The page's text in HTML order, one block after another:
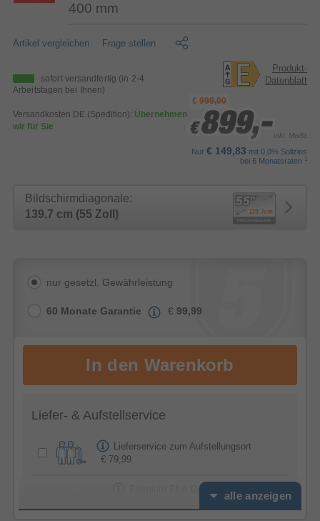
400 mm
Artikel vergleichen Frage stellen
sofort versandfertig (in 2-4
Arbeitstagen bei Ihnen)
Versandkosten DE (Spedition): Übernehmen
wir für Sie
Produkt-
Datenblatt
€ 999,00
€ 899,-
€ 899,-
€ 899,- inkl. MwSt.
Nur € 149,83 mit 0,0% Sollzins
bei 6 Monatsraten 1
Bildschirmdiagonale:
139,7 cm (55 Zoll)
nur gesetzl. Gewährleistung
60 Monate Garantie € 99,99
Liefer- & Aufstellservice
Lieferservice zum Aufstellungsort
€ 79,99
Premium Plus Option -
alle anzeigen